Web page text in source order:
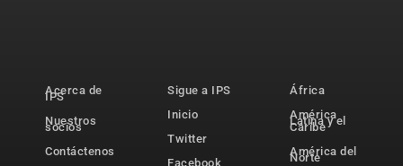
Acerca de
IPS
Nuestros
socios
Contáctenos
Sigue a IPS
Inicio
Twitter
Facebook
África
América
Latina y el
Caribe
América del
Norte